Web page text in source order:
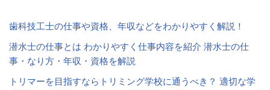
歯科技工士の仕事や資格、年収などをわかりやすく解説！
潜水士の仕事とは わかりやすく仕事内容を紹介 潜水士の仕
事・なり方・年収・資格を解説
トリマーを目指すならトリミング学校に通うべき？ 適切な学